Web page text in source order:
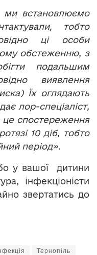
встановлюємо
тобто
ці особи
обстеженню, з
подальшим
виявлення
Їх оглядають
лор-спеціаліст,
це спостереження
10 діб, тобто
період».
у вашої дитини
інфекціоністи
звертатись до
Тернопіль